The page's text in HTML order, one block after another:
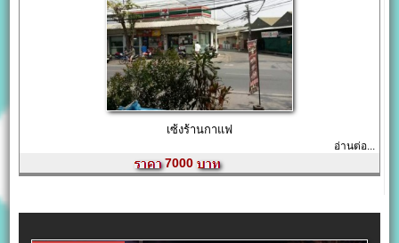
เซ้งร้านกาแฟ
อ่านต่อ...
7000